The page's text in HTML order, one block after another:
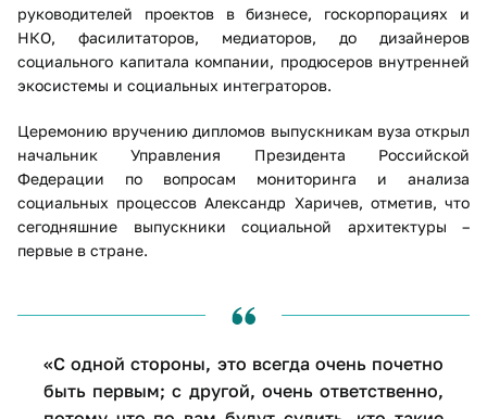
руководителей проектов в бизнесе, госкорпорациях и
НКО, фасилитаторов, медиаторов, до дизайнеров
социального капитала компании, продюсеров внутренней
экосистемы и социальных интеграторов.
Церемонию вручению дипломов выпускникам вуза открыл
начальник Управления Президента Российской
Федерации по вопросам мониторинга и анализа
социальных процессов Александр Харичев, отметив, что
сегодняшние выпускники социальной архитектуры –
первые в стране.
«С одной стороны, это всегда очень почетно
быть первым; с другой, очень ответственно,